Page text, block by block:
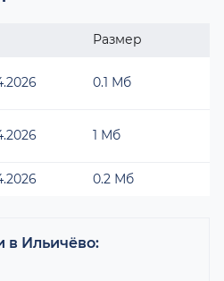
Размер
0.1 Мб
1 Мб
0.2 Мб
в Ильичёво: